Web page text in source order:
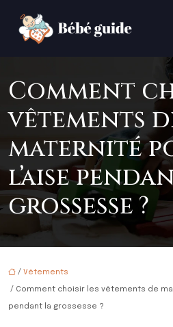
Comment
vêtements
maternité
l’aise
grossesse ?
/ Vêtements
/ Comment choisir les vêtements de
pendant la grossesse ?